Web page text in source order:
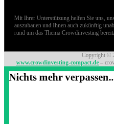
Mit Ihrer Unterstützung helfen Sie uns,
auszubauen und Ihnen auch zukünftig
rund um das Thema Crowdinvesting
Copyright ©
www.crowdinvesting-compact.de –
Nichts mehr